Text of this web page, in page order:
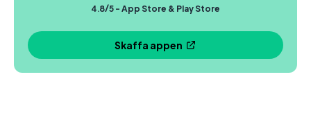
4.8/5 - App Store & Play Store
Skaffa appen